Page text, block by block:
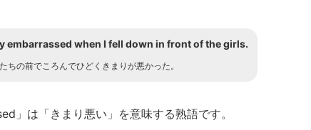
embarrassed when I fell down in front of the girls.
ちの前でころんでひどくきまりが悪かった。
」は「きまり悪い」を意味する熟語です。